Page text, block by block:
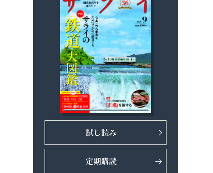
試し読み
定期購読